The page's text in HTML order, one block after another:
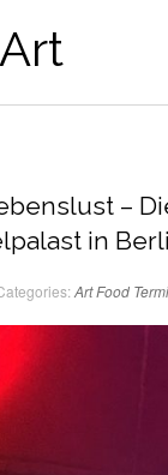
–
in
ArtFood